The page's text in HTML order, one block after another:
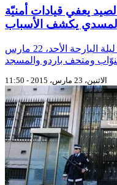
يعفي قيادات أمنيّة
يكشف الأسباب
قام رئيس الحكومة الحبيب الصيد ليلة البارحة الأحد، 22 مارس
الاثنين، 23 مارس، 2015 - 11:50